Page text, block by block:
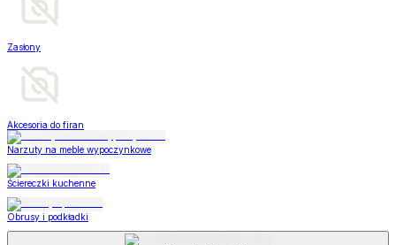
Zasłony
Akcesoria do firan
Narzuty na meble wypoczynkowe
Ściereczki kuchenne
Obrusy i podkładki